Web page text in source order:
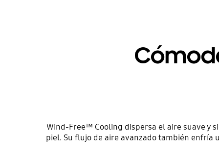
Wind-Free™ Cooling dispersa el aire suave y
piel. Su flujo de aire avanzado también enfría